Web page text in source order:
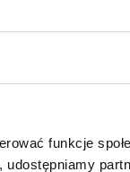
funkcje